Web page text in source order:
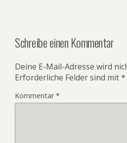
Schreibe einen Kommentar
Deine E-Mail-Adresse wird
Erforderliche Felder sind mit*
Kommentar*